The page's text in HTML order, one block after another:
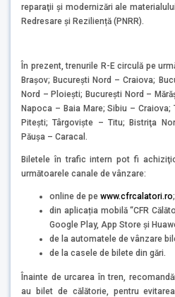
reparaţii şi modernizări ale
Redresare și Reziliență (PNRR).
În prezent, trenurile R-E circulă pe
Braşov; Bucureşti Nord – Craiova;
Nord – Ploieşti; Bucureşti Nord –
Napoca – Baia Mare; Sibiu –
Piteşti; Târgovişte – Titu; Bistriţa
Păuşa – Caracal.
Biletele în trafic intern pot fi
următoarele canale de vânzare:
online de pe www.cfrcalatori.ro;
din aplicația mobilă “CFR
Google Play, App Store și
de la automatele de vânzare
de la casele de bilete din gări.
Înainte de urcarea în tren,
au bilet de călătorie, pentru